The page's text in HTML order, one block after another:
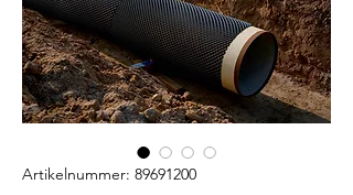
Artikelnummer: 89691200